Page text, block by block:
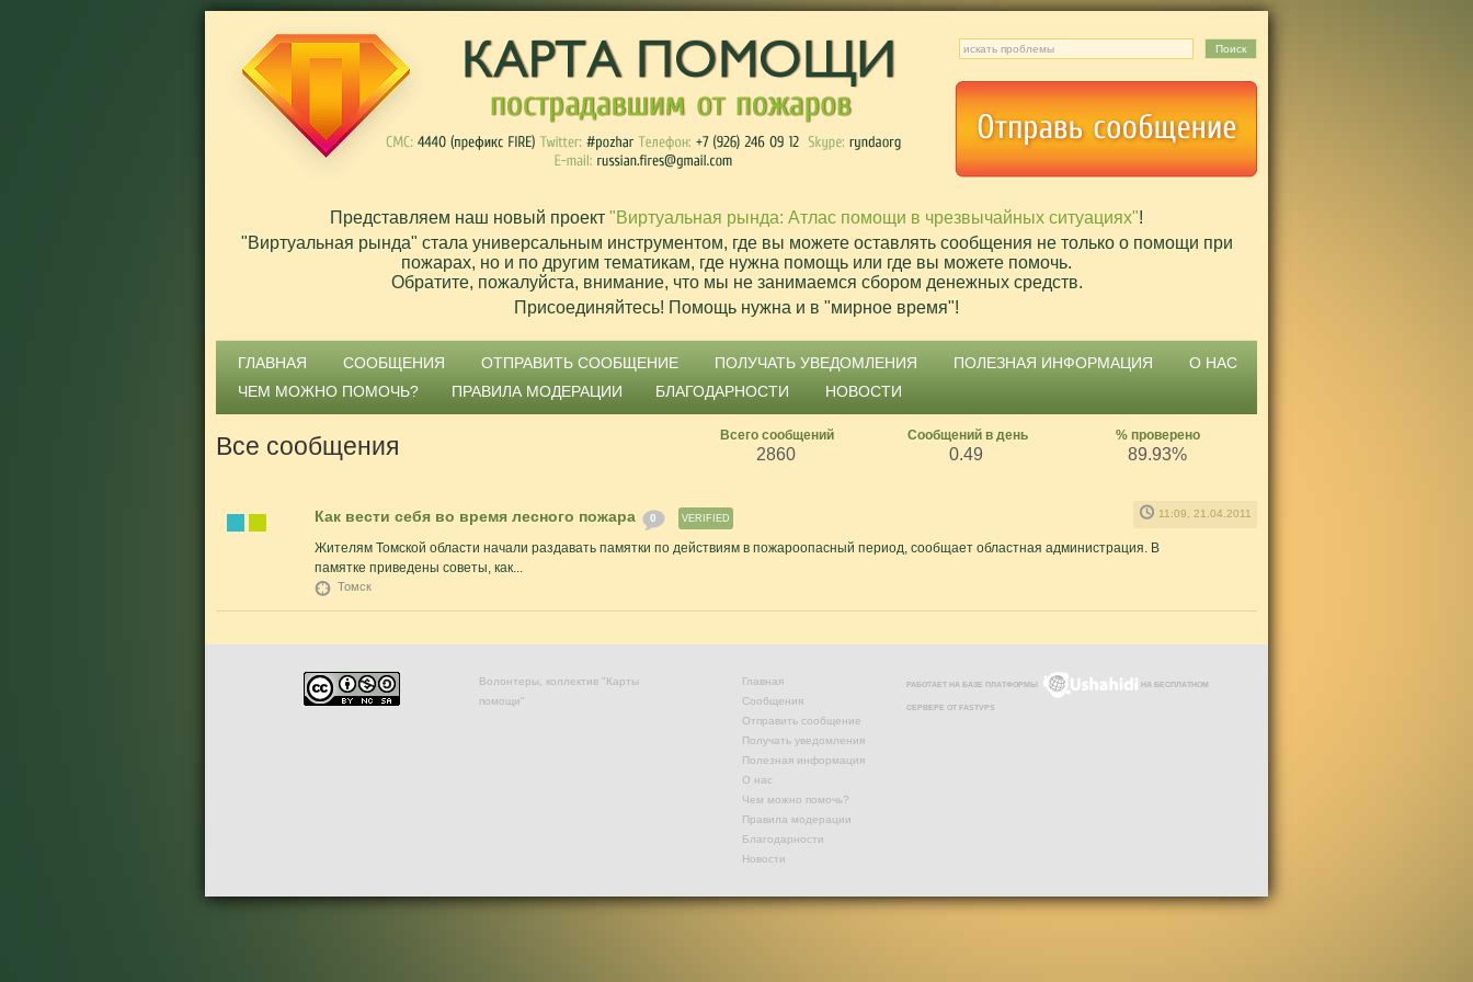
Представляем наш новый проект "Виртуальная рында: Атлас помощи в чрезвычайных ситуациях"!
"Виртуальная рында" стала универсальным инструментом, где вы можете оставлять сообщения не только о помощи при
пожарах, но и по другим тематикам, где нужна помощь или где вы можете помочь.
Обратите, пожалуйста, внимание, что мы не занимаемся сбором денежных средств.
Присоединяйтесь! Помощь нужна и в "мирное время"!
ГЛАВНАЯ СООБЩЕНИЯ ОТПРАВИТЬ СООБЩЕНИЕ ПОЛУЧАТЬ УВЕДОМЛЕНИЯ ПОЛЕЗНАЯ ИНФОРМАЦИЯ
О НАС
ЧЕМ МОЖНО ПОМОЧЬ?
ПРАВИЛА МОДЕРАЦИИ БЛАГОДАРНОСТИ НОВОСТИ
Всего сообщений Сообщений в день % проверено
2860 0.49 89.93%
Все сообщения
Как вести себя во время лесного пожара 0 VERIFIED 11:09, 21.04.2011
Жителям Томской области начали раздавать памятки по действиям в пожароопасный период, сообщает областная администрация. В
памятке приведены советы, как...
Томск
Волонтеры, коллектив "Карты
помощи"
Главная
Сообщения
Отправить сообщение
Получать уведомления
Полезная информация
О нас
Чем можно помочь?
Правила модерации
Благодарности
Новости
РАБОТАЕТ НА БАЗЕ ПЛАТФОРМЫ НА БЕСПЛАТНОМ
СЕРВЕРЕ ОТ FASTVPS